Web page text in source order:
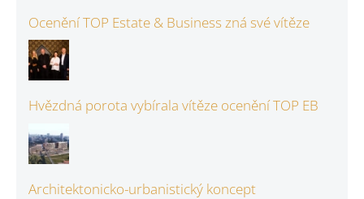
Ocenění TOP Estate & Business zná své vítěze
Hvězdná porota vybírala vítěze ocenění TOP EB
Architektonicko-urbanistický koncept